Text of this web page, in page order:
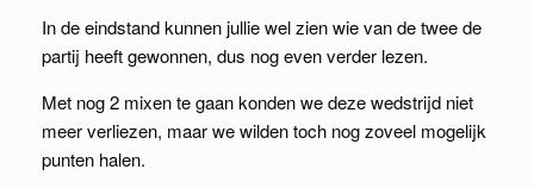
In de eindstand kunnen jullie wel zien wie van de twee de
partij heeft gewonnen, dus nog even verder lezen.
Met nog 2 mixen te gaan konden we deze wedstrijd niet
meer verliezen, maar we wilden toch nog zoveel mogelijk
punten halen.